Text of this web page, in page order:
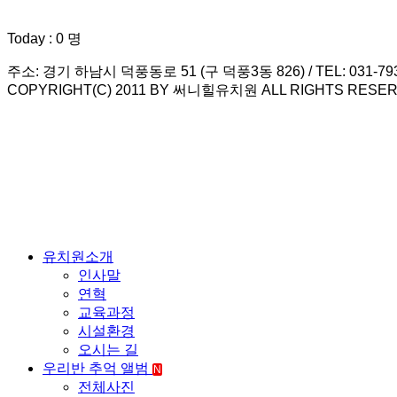
Today : 0 명
주소: 경기 하남시 덕풍동로 51 (구 덕풍3동 826) / TEL: 031-
COPYRIGHT(C) 2011 BY 써니힐유치원 ALL RIGHTS
유치원소개
인사말
연혁
교육과정
시설환경
오시는 길
우리반 추억 앨범
N
전체사진